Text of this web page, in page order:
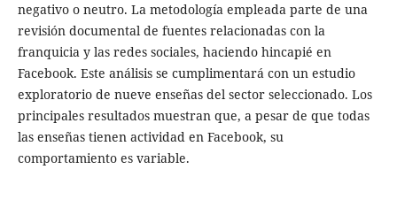
negativo o neutro. La metodología empleada parte de una
revisión documental de fuentes relacionadas con la
franquicia y las redes sociales, haciendo hincapié en
Facebook. Este análisis se cumplimentará con un estudio
exploratorio de nueve enseñas del sector seleccionado. Los
principales resultados muestran que, a pesar de que todas
las enseñas tienen actividad en Facebook, su
comportamiento es variable.